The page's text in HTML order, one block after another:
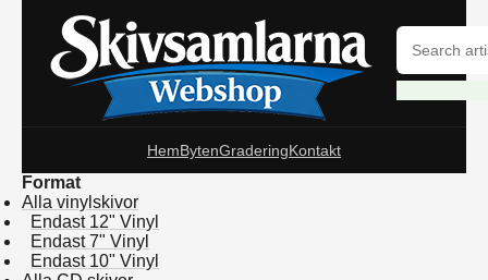
HemBytenGraderingKontakt
Format
Alla vinylskivor
Endast 12" Vinyl
Endast 7" Vinyl
Endast 10" Vinyl